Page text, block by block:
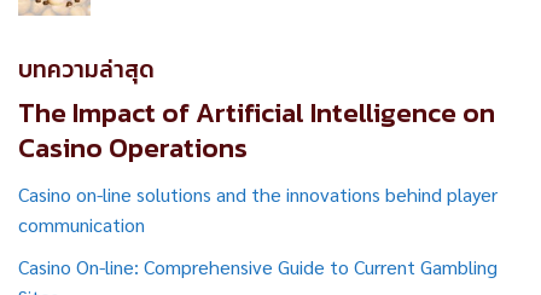
บทความล่าสุด
The Impact of Artificial Intelligence on
Casino Operations
Casino on-line solutions and the innovations behind player
communication
Casino On-line: Comprehensive Guide to Current Gambling